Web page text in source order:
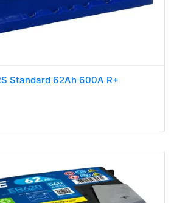
Standard 62Ah 600A R+